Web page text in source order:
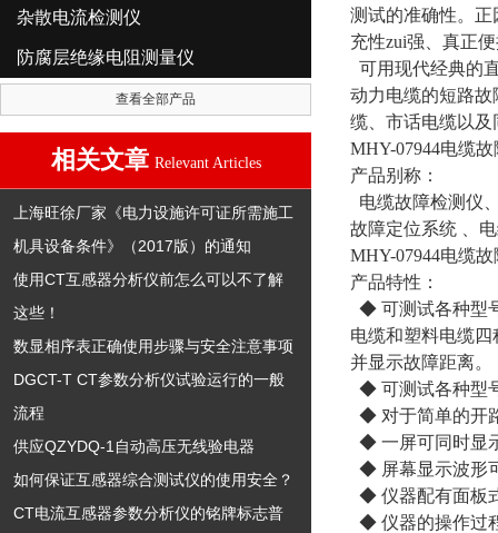
杂散电流检测仪
防腐层绝缘电阻测量仪
查看全部产品
相关文章 Relevant Articles
上海旺徐厂家《电力设施许可证所需施工
机具设备条件》（2017版）的通知
使用CT互感器分析仪前怎么可以不了解
这些！
数显相序表正确使用步骤与安全注意事项
DGCT-T CT参数分析仪试验运行的一般
流程
供应QZYDQ-1自动高压无线验电器
如何保证互感器综合测试仪的使用安全？
CT电流互感器参数分析仪的铭牌标志普
测试的准确性。正
充性zui强、真正
可用现代经典的
动力电缆的短路
缆、市话电缆以
MHY-07944电缆
产品别称：
电缆故障检测仪
故障定位系统 、
MHY-07944电缆
产品特性：
◆ 可测试各种型
电缆和塑料电缆
并显示故障距离。
◆ 可测试各种型
◆ 对于简单的开
◆ 一屏可同时显
◆ 屏幕显示波形
◆ 仪器配有面板
◆ 仪器的操作过